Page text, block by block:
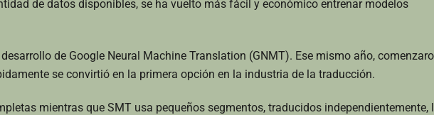
de datos disponibles, se ha vuelto más fácil y económico entrenar modelos
de Google Neural Machine Translation (GNMT). Ese mismo año,
se convirtió en la primera opción en la industria de la traducción.
mientras que SMT usa pequeños segmentos, traducidos independientemente,